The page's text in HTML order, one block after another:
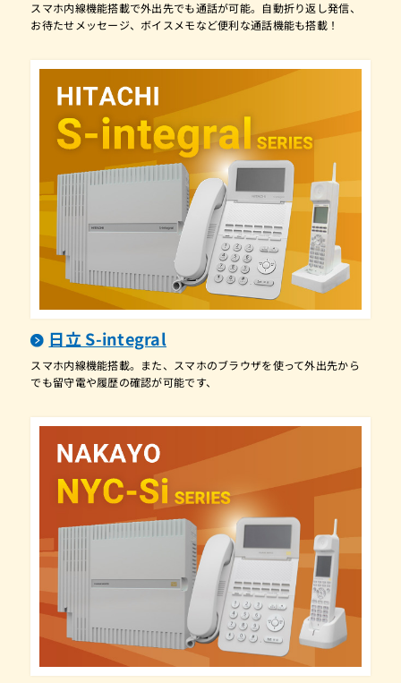
DHB
ES-4LIGHTBOX2
ES-HCC2
ES-HCC2HNG
ET-108iA-ME
ET-108iZ2-ME
ET-108iZ2-ME-EX
ET-108iZ-ME-EX
ET-10CFU-iA/L
ET-12Gi-TELLD
ET-12Gi-TELPFI
ET-12iF-IPSDB
ET-12iF-SDB
ET-12iF-SDW
ET-12iZ-TELPF
ET-12iZ-TELPF2
ET-12iZ-TELPFI
ET-12iZ-TELPFI2
ET-12iZ-TELSD
スマホ内線機能搭載で外出先でも通話が可能。自動折り返し発信、
お待たせメッセージ、ボイスメモなど便利な通話機能も搭載！
日立 S-integral
スマホ内線機能搭載。また、スマホのブラウザを使って外出先から
でも留守電や履歴の確認が可能です、